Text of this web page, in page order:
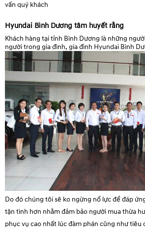
vấn quý khách
Hyundai Bình Dương tâm huyết rằng
Khách hàng tạitỉnh Bình Dương là những
người trong gia đình, gia đình Hyundai Bình
Do đóchúng tôi sẽ ko ngừng nổ lựcđể đáp
tận tình hơn nhằm đảm bảo người muathừa
phục vụ cao nhất lúcđàm phán cũng nhưtiêu